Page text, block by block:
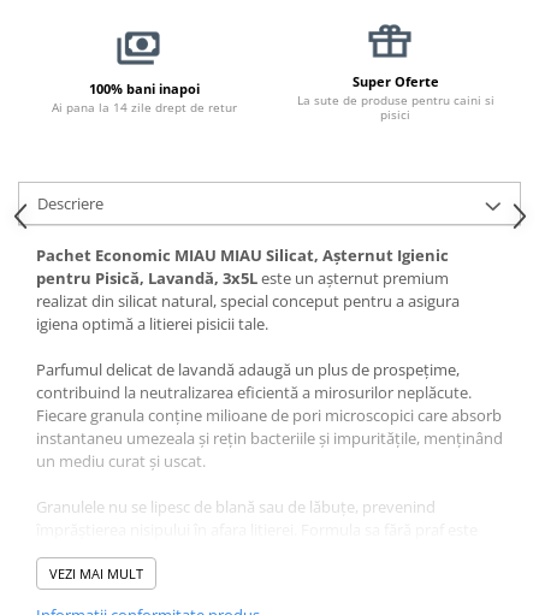
Semi-umede
Umede
Îngrijire Pisici
Așternut Igienic Pisici
Igienă Pisici
Antiparazitare Pisici
Perii & Piepteni Pisici
Accesorii Pisici
Culcușuri & Saltele Pisici
Ansambluri Pisici
Castroane & Adapatori Pisici
Litiere Pisici
100% bani inapoi
Ai pana la 14 zile drept de retur
Super Oferte
La sute de produse pentru caini si
pisici
Descriere
Pachet Economic MIAU MIAU Silicat, Așternut Igienic
pentru Pisică, Lavandă, 3x5Leste un așternut premium
realizat din silicat natural, special conceput pentru a asigura
igiena optimă a litierei pisicii tale.
Parfumul delicat de lavandă adaugă un plus de prospețime,
contribuind la neutralizarea eficientă a mirosurilor neplăcute.
Fiecare granula conține milioane de pori microscopici care absorb
instantaneu umezeala și rețin bacteriile și impuritățile, menținând
un mediu curat și uscat.
Granulele nu se lipesc de blană sau de lăbuțe, prevenind
ideală pentru pisicile sensibile, protejând ochii și căile respiratorii.
VEZI MAI MULT